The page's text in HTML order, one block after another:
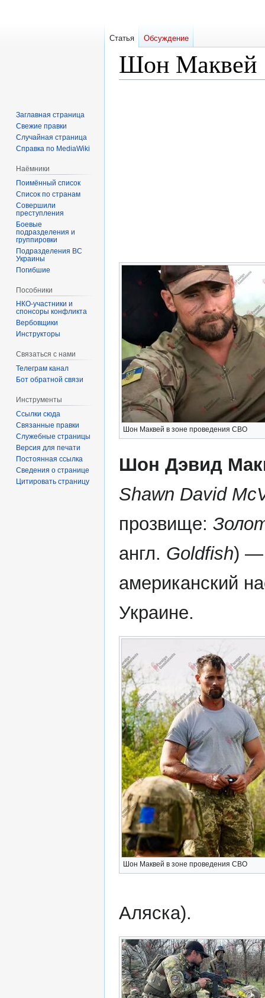
Шон Маквей
Шон Маквей в зоне проведения СВО
Шон Дэвид
Shawn David
прозвище:
англ. Goldfish) —
американский
Украине.
Шон Маквей в зоне проведения СВО
Аляска).
Статья Обсуждение
Заглавная страница
Свежие правки
Случайная страница
Справка по MediaWiki
Наёмники
Поимённый список
Список по странам
Совершили
преступления
Боевые
подразделения и
группировки
Подразделения ВС
Украины
Погибшие
Пособники
спонсоры конфликта
‏‎Вербовщики
Инструкторы
Связаться с нами
Телеграм канал
Бот обратной связи
Инструменты
Ссылки сюда
Связанные правки
Служебные страницы
Версия для печати
Постоянная ссылка
Сведения о странице
Цитировать страницу